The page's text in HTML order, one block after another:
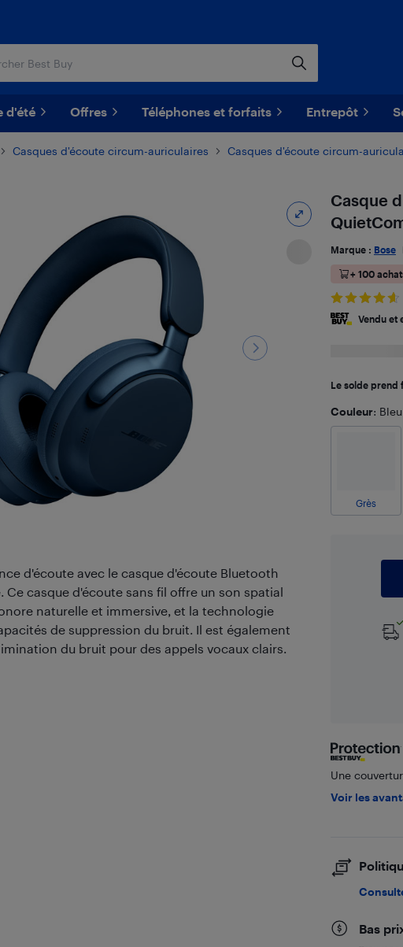
d'été Offres Téléphones et forfaits Entrepôt
Casques d'écoute circum-auriculaires Casques d'écoute circum-
d'écoute avec le casque d'écoute Bluetooth
Ce casque d'écoute sans fil offre un son spatial
naturelle et immersive, et la technologie
de suppression du bruit. Il est également
du bruit pour des appels vocaux clairs.
Casque
Marque : Bose
+ 100
Vendu et
Le solde prend
Couleur:
Grès
Une
Voir les
Bas